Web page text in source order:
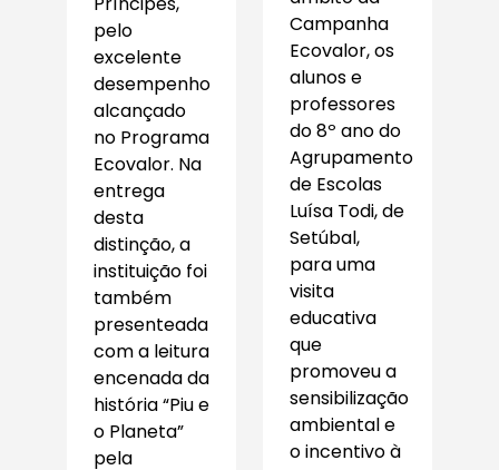
pelo
excelente
desempenho
alcançado
no Programa
Ecovalor. Na
entrega
desta
distinção, a
instituição foi
também
presenteada
com a leitura
encenada da
história “Piu e
o Planeta”
pela
Campanha
Ecovalor, os
alunos e
professores
do 8º ano do
Agrupamento
de Escolas
Luísa Todi, de
Setúbal,
para uma
visita
educativa
que
promoveu a
sensibilização
ambiental e
o incentivo à